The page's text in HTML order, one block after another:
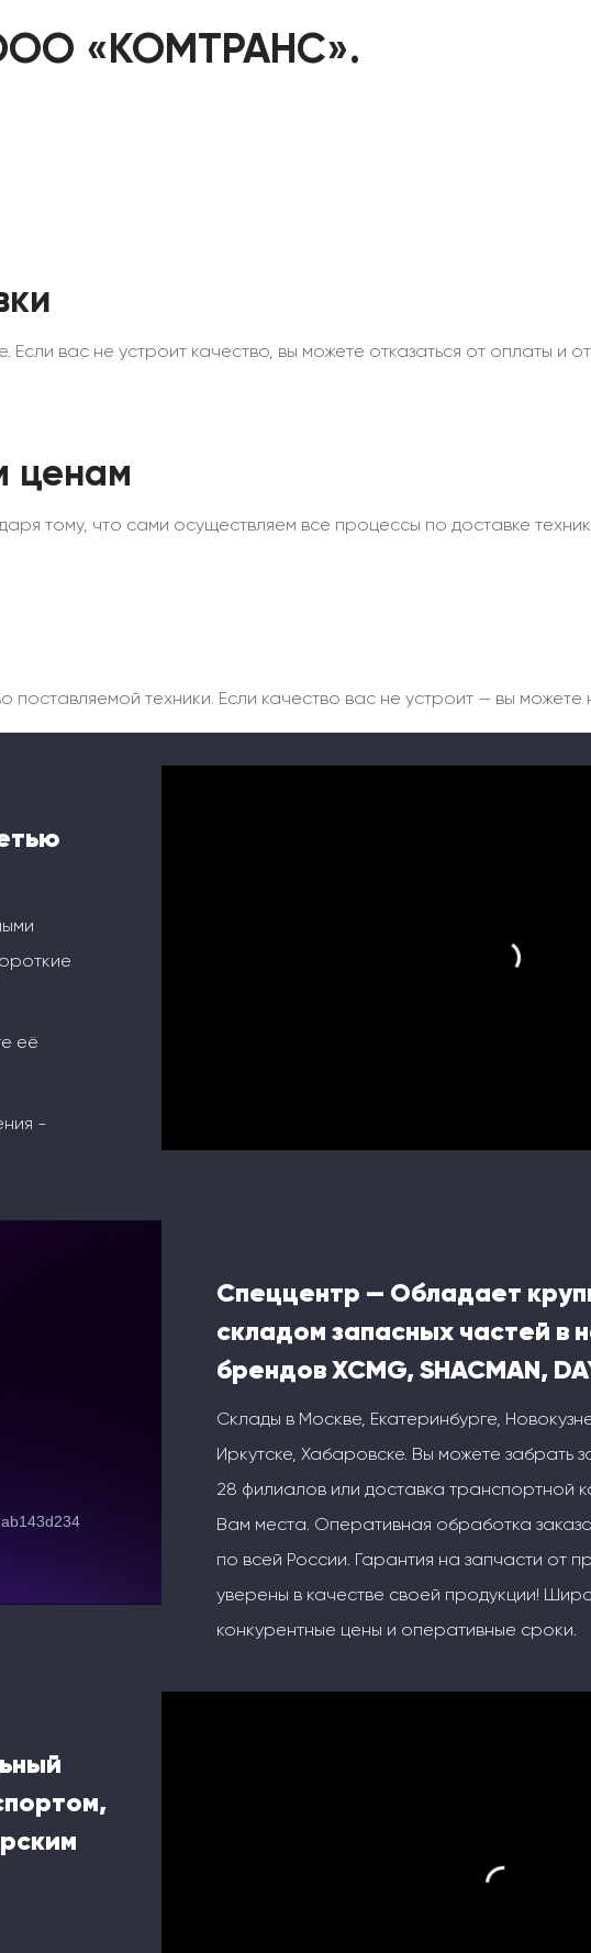
«КОМТРАНС».
вас не устроит качество, вы можете отказаться от оплаты и от
ценам
тому, что сами осуществляем все процессы по доставке
техники. Если качество вас не устроит — вы можете
её
-
Спеццентр — Обладает
складом запасных частей в
брендов XCMG, SHACMAN,
Склады в Москве, Екатеринбурге,
Иркутске, Хабаровске. Вы можете забрать
28 филиалов или доставка транспортной
Вам места. Оперативная обработка
по всей России. Гарантия на запчасти от
уверены в качестве своей продукции!
конкурентные цены и оперативные сроки.